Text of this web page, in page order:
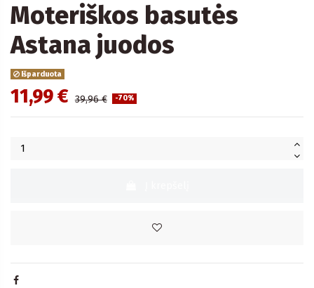
Moteriškos basutės
Astana juodos
Išparduota
11,99 € 39,96 € -70%